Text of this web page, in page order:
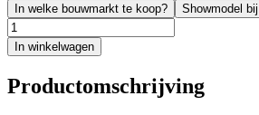
In welke bouwmarkt te koop? Showmodel
In winkelwagen
Productomschrijving